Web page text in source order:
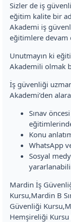
Sizler de iş
eğitim kalite bir
Akademi iş
eğitimlere devam
Unutmayın ki
Akademili olmak
İş güvenliği
Akademi’den
Sınav
Konu
WhatsApp
Sosyal
Mardin İş
Kursu,Mardin B
Güvenliği
Hemşireliği